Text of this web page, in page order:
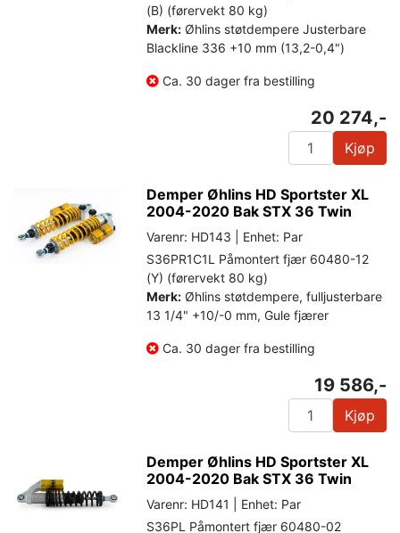
(B) (førervekt 80 kg)
Merk: Øhlins støtdempere Justerbare
Blackline 336 +10 mm (13,2-0,4")
Ca. 30 dager fra bestilling
20 274,-
Kjøp
Demper Øhlins HD Sportster XL
2004-2020 Bak STX 36 Twin
Varenr: HD143 | Enhet: Par
S36PR1C1L Påmontert fjær 60480-12
(Y) (førervekt 80 kg)
Merk: Øhlins støtdempere, fulljusterbare
13 1/4" +10/-0 mm, Gule fjærer
Ca. 30 dager fra bestilling
19 586,-
Kjøp
Demper Øhlins HD Sportster XL
2004-2020 Bak STX 36 Twin
Varenr: HD141 | Enhet: Par
S36PL Påmontert fjær 60480-02